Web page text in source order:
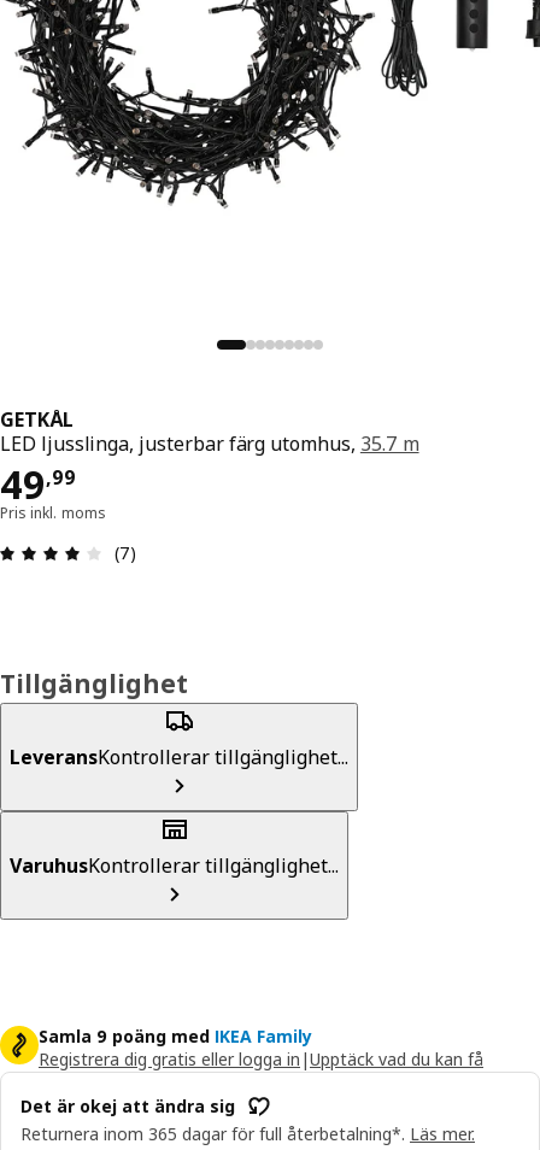
GETKÅL
LED ljusslinga, justerbar färg utomhus, 35.7 m
49,99
Pris 49,99
Pris inkl. moms
Recension: 4.1 / 5 stjärnor. Totalt antal
(7)
Tillgänglighet
LeveransKontrollerar tillgänglighet...
VaruhusKontrollerar tillgänglighet...
Samla 9 poäng med IKEA Family
Registrera dig gratis eller logga in |Upptäck vad du kan få
Det är okej att ändra sig
Returnera inom 365 dagar för full återbetalning*. Läs mer.